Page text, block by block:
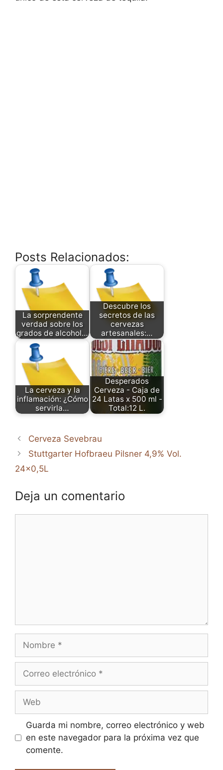
Posts Relacionados:
La sorprendente
verdad sobre los
grados de alcohol…
Descubre los
secretos de las
cervezas
artesanales:…
La cerveza y la
inflamación: ¿Cómo
servirla…
Desperados
Cerveza - Caja de
24 Latas x 500 ml -
Total:12 L.
Cerveza Sevebrau
Stuttgarter Hofbraeu Pilsner 4,9% Vol.
24×0,5L
Deja un comentario
electrónico
Guarda mi nombre, correo electrónico y web
en este navegador para la próxima vez que
comente.